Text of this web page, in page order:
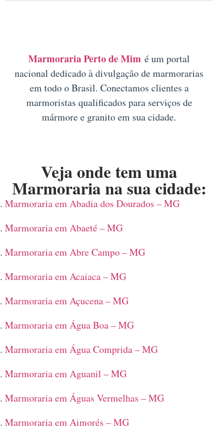
Marmoraria Perto de Mim é um portal
nacional dedicado à divulgação de marmorarias
em todo o Brasil. Conectamos clientes a
marmoristas qualificados para serviços de
mármore e granito em sua cidade.
Veja onde tem uma
Marmoraria na sua cidade:
Marmoraria em Abadia dos Dourados – MG
Marmoraria em Abaeté – MG
Marmoraria em Abre Campo – MG
Marmoraria em Acaiaca – MG
Marmoraria em Açucena – MG
Marmoraria em Água Boa – MG
Marmoraria em Água Comprida – MG
Marmoraria em Aguanil – MG
Marmoraria em Águas Vermelhas – MG
Marmoraria em Aimorés – MG